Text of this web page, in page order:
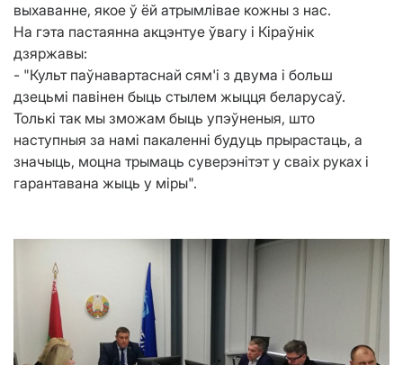
выхаванне, якое ў ёй атрымлівае кожны з нас.
На гэта пастаянна акцэнтуе ўвагу і Кіраўнік
дзяржавы:
- "Культ паўнавартаснай сям'і з двума і больш
дзецьмі павінен быць стылем жыцця беларусаў.
Толькі так мы зможам быць упэўненыя, што
наступныя за намі пакаленні будуць прырастаць, а
значыць, моцна трымаць суверэнітэт у сваіх руках і
гарантавана жыць у міры".